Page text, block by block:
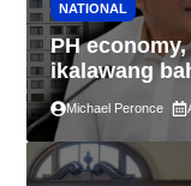
NATIONAL
PH
ikalawang
2.3% GDP
pagkaantala
Michael Peronce